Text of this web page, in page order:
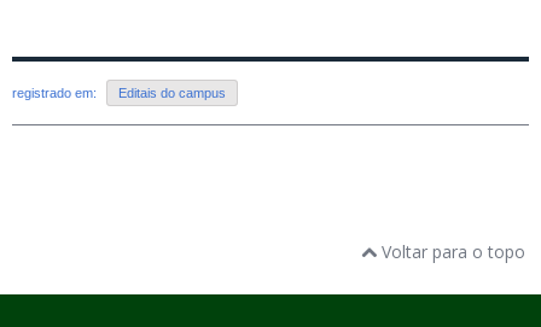
registrado em: Editais do campus
Voltar para o topo